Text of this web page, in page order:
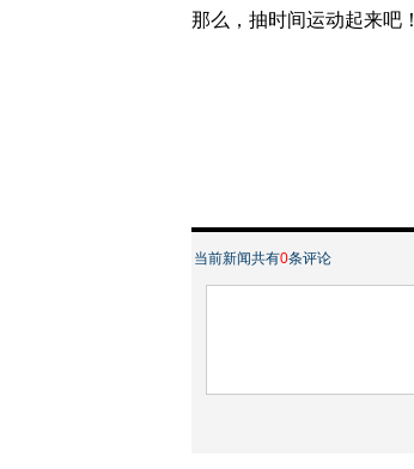
那么，抽时间运动起来吧！
当前新闻共有0条评论